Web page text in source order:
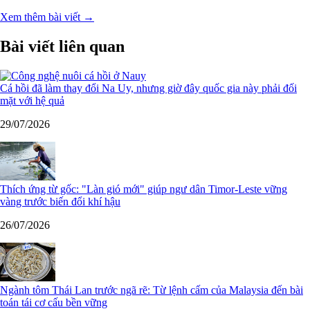
Xem thêm bài viết →
Bài viết liên quan
Cá hồi đã làm thay đổi Na Uy, nhưng giờ đây quốc gia này phải đối
mặt với hệ quả
29/07/2026
Thích ứng từ gốc: "Làn gió mới" giúp ngư dân Timor-Leste vững
vàng trước biến đổi khí hậu
26/07/2026
Ngành tôm Thái Lan trước ngã rẽ: Từ lệnh cấm của Malaysia đến bài
toán tái cơ cấu bền vững